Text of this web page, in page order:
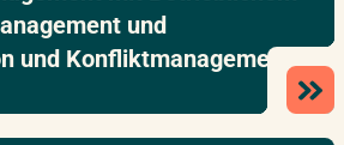
und
und Konfliktmanagement